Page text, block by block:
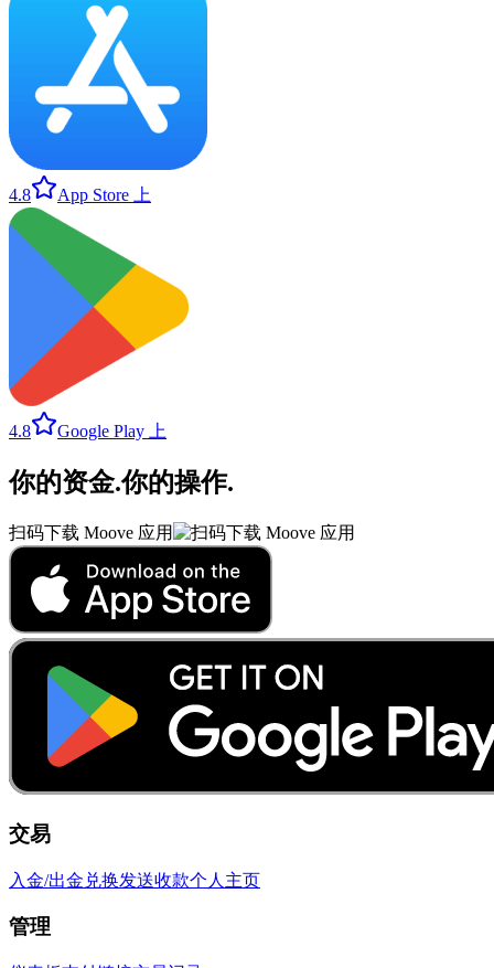
4.8 App Store 上
4.8 Google Play 上
你的资金.你的操作.
扫码下载 Moove 应用
交易
入金/出金 兑换发送收款个人主页
管理